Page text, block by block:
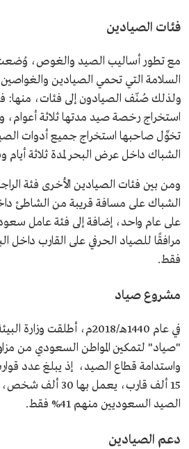
فئات الصيادين
مع تطور أساليب الصيد والغوص، وُضعت
السلامة التي تحمي الصيادين
ولذلك صُنّف الصيادون إلى فئات، منها:
استخراج رخصة صيد مدتها ثلاثة أعوام،
تخوِّل صاحبها استخراج جميع أدوات
الشباك داخل عرض البحر لمدة ثلاثة أيام
ومن بين فئات الصيادين الأخرى فئة
الشباك على مسافة قريبة من الشاطئ
على عام واحد، إضافة إلى فئة عامل
مرافقًا للصياد الحرفي على القارب داخل
فقط.
مشروع صياد
في عام 1440هـ/2018م، أطلقت
"صياد" لتمكين المواطن السعودي من
واستدامة قطاع الصيد، إذ يبلغ عدد
15 ألف قارب، يعمل
الصيد السعوديين منهم 41% فقط.
دعم الصيادين